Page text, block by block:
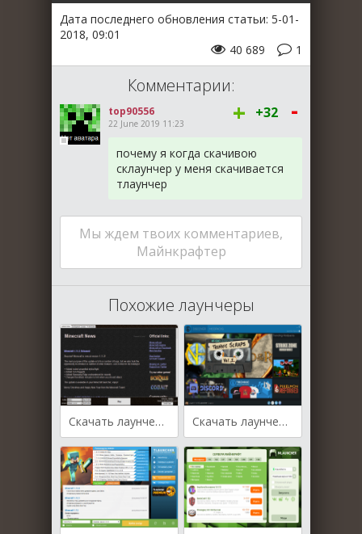
Дата последнего обновления статьи: 5-01-
2018, 09:01
1
40 689
Комментарии:
top90556
22 June 2019 11:23 + +32 -
почему я когда скачивою
склаунчер у меня скачивается
тлаунчер
Мы ждем твоих комментариев,
Майнкрафтер
Похожие лаунчеры
Скачать лаунчер Team Extreme Launcher Скачать лаунчер Technic Launcher